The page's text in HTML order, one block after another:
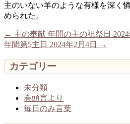
主のいない羊のような有様を深く
められた。
← 主の奉献 年間の主の祝祭日
年間第5主日 2024年2月4日
→
カテゴリー
未分類
巻頭言より
毎日のみ言葉